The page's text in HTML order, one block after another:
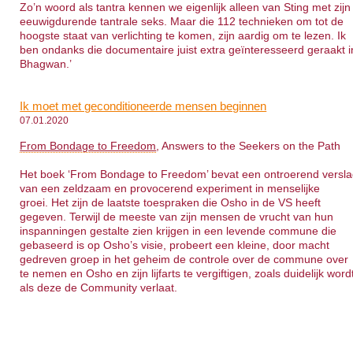
Zo’n woord als tantra kennen we eigenlijk alleen van Sting met zijn
eeuwigdurende tantrale seks. Maar die 112 technieken om tot de
hoogste staat van verlichting te komen, zijn aardig om te lezen. Ik
ben ondanks die documentaire juist extra geïnteresseerd geraakt
Bhagwan.’
Ik moet met geconditioneerde mensen beginnen
07.01.2020
From Bondage to Freedom , Answers to the Seekers on the Path
Het boek ‘From Bondage to Freedom’ bevat een ontroerend
van een zeldzaam en provocerend experiment in menselijke
groei. Het zijn de laatste toespraken die Osho in de VS heeft
gegeven. Terwijl de meeste van zijn mensen de vrucht van hun
inspanningen gestalte zien krijgen in een levende commune die
gebaseerd is op Osho’s visie, probeert een kleine, door macht
gedreven groep in het geheim de controle over de commune over
te nemen en Osho en zijn lijfarts te vergiftigen, zoals duidelijk
als deze de Community verlaat.